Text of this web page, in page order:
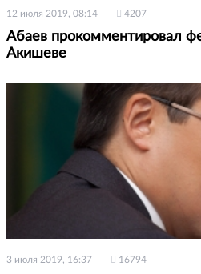
12 июля 2019, 08:14 4207
Абаев прокомментировал
Акишеве
3 июля 2019, 16:37 16794